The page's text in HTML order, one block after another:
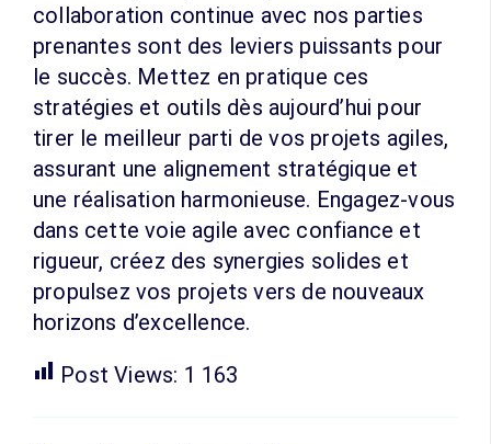
collaboration continue avec nos parties
prenantes sont des leviers puissants pour
le succès. Mettez en pratique ces
stratégies et outils dès aujourd’hui pour
tirer le meilleur parti de vos projets agiles,
assurant une alignement stratégique et
une réalisation harmonieuse. Engagez-vous
dans cette voie agile avec confiance et
rigueur, créez des synergies solides et
propulsez vos projets vers de nouveaux
horizons d’excellence.
Post Views: 1 163